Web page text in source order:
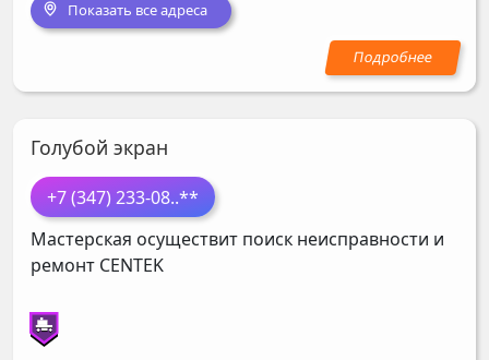
Показать все адреса
Голубой экран
+7 (347) 233-08..**
Мастерская осуществит поиск неисправности и
ремонт CENTEK